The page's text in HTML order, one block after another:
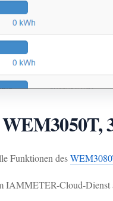
Funktionen des
Cloud-Dienst